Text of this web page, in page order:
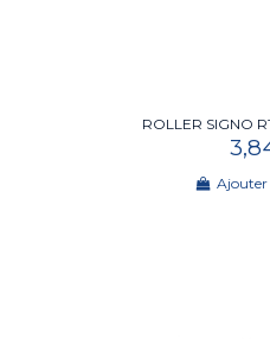
ROLLER SIGNO
Ajouter